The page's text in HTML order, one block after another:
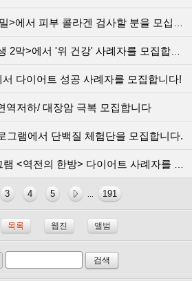
에서 피부 콜라겐 검사할 분을 모십니다
막>에서 '위 건강' 사례자를 모집합니다!
다이어트 성공 사례자를 모집합니다!
역저하/ 대장암 극복 모집합니다
그램에서 단백질 체험단을 모집합니다.
전의 한방> 다이어트 사례자를 모집합니다!
3 4 5 ... 191
목록 웹진 앨범
검색